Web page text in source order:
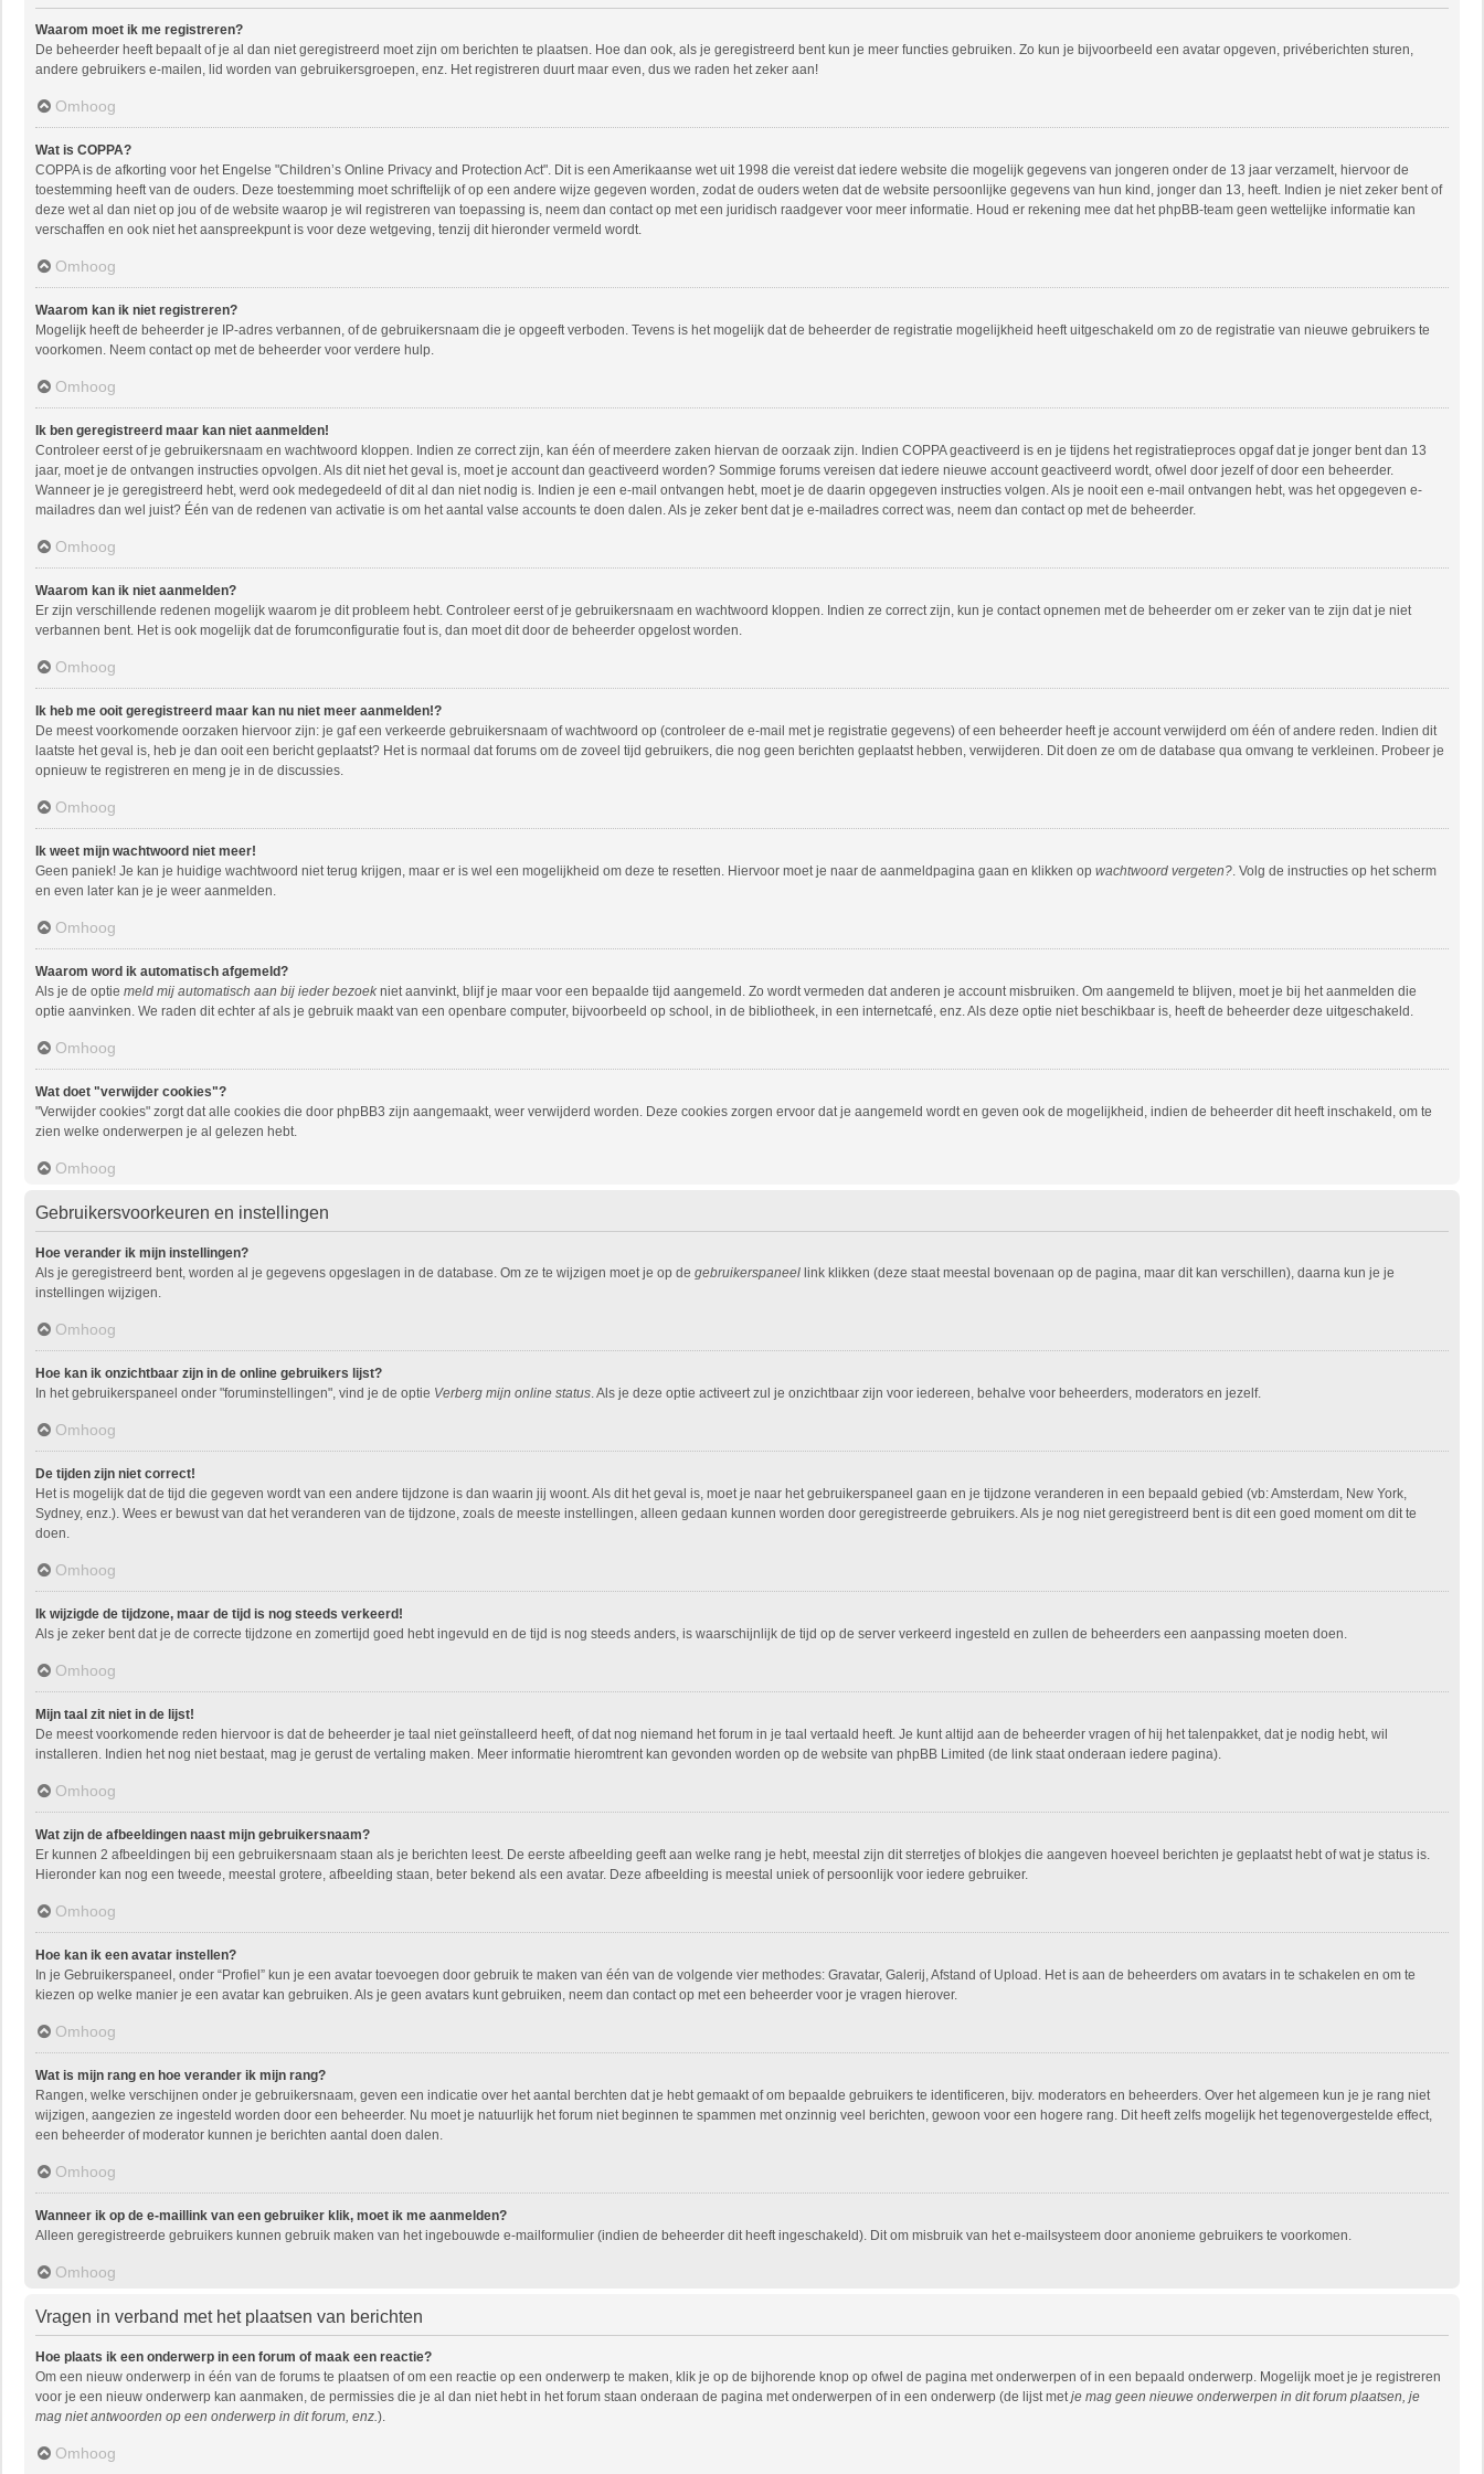
Waarom moet ik me registreren?
De beheerder heeft bepaalt of je al dan niet geregistreerd moet zijn om berichten te plaatsen. Hoe dan ook, als je geregistreerd bent kun je meer functies gebruiken. Zo kun je bijvoorbeeld een avatar opgeven, privéberichten sturen,
andere gebruikers e-mailen, lid worden van gebruikersgroepen, enz. Het registreren duurt maar even, dus we raden het zeker aan!
Omhoog
Wat is COPPA?
COPPA is de afkorting voor het Engelse "Children’s Online Privacy and Protection Act". Dit is een Amerikaanse wet uit 1998 die vereist dat iedere website die mogelijk gegevens van jongeren onder de 13 jaar verzamelt, hiervoor de
toestemming heeft van de ouders. Deze toestemming moet schriftelijk of op een andere wijze gegeven worden, zodat de ouders weten dat de website persoonlijke gegevens van hun kind, jonger dan 13, heeft. Indien je niet zeker bent of
deze wet al dan niet op jou of de website waarop je wil registreren van toepassing is, neem dan contact op met een juridisch raadgever voor meer informatie. Houd er rekening mee dat het phpBB-team geen wettelijke informatie kan
verschaffen en ook niet het aanspreekpunt is voor deze wetgeving, tenzij dit hieronder vermeld wordt.
Omhoog
Waarom kan ik niet registreren?
Mogelijk heeft de beheerder je IP-adres verbannen, of de gebruikersnaam die je opgeeft verboden. Tevens is het mogelijk dat de beheerder de registratie mogelijkheid heeft uitgeschakeld om zo de registratie van nieuwe gebruikers te
voorkomen. Neem contact op met de beheerder voor verdere hulp.
Omhoog
Ik ben geregistreerd maar kan niet aanmelden!
Controleer eerst of je gebruikersnaam en wachtwoord kloppen. Indien ze correct zijn, kan één of meerdere zaken hiervan de oorzaak zijn. Indien COPPA geactiveerd is en je tijdens het registratieproces opgaf dat je jonger bent dan 13
jaar, moet je de ontvangen instructies opvolgen. Als dit niet het geval is, moet je account dan geactiveerd worden? Sommige forums vereisen dat iedere nieuwe account geactiveerd wordt, ofwel door jezelf of door een beheerder.
Wanneer je je geregistreerd hebt, werd ook medegedeeld of dit al dan niet nodig is. Indien je een e-mail ontvangen hebt, moet je de daarin opgegeven instructies volgen. Als je nooit een e-mail ontvangen hebt, was het opgegeven e-
mailadres dan wel juist? Één van de redenen van activatie is om het aantal valse accounts te doen dalen. Als je zeker bent dat je e-mailadres correct was, neem dan contact op met de beheerder.
Omhoog
Waarom kan ik niet aanmelden?
Er zijn verschillende redenen mogelijk waarom je dit probleem hebt. Controleer eerst of je gebruikersnaam en wachtwoord kloppen. Indien ze correct zijn, kun je contact opnemen met de beheerder om er zeker van te zijn dat je niet
verbannen bent. Het is ook mogelijk dat de forumconfiguratie fout is, dan moet dit door de beheerder opgelost worden.
Omhoog
Ik heb me ooit geregistreerd maar kan nu niet meer aanmelden!?
De meest voorkomende oorzaken hiervoor zijn: je gaf een verkeerde gebruikersnaam of wachtwoord op (controleer de e-mail met je registratie gegevens) of een beheerder heeft je account verwijderd om één of andere reden. Indien dit
laatste het geval is, heb je dan ooit een bericht geplaatst? Het is normaal dat forums om de zoveel tijd gebruikers, die nog geen berichten geplaatst hebben, verwijderen. Dit doen ze om de database qua omvang te verkleinen. Probeer je
opnieuw te registreren en meng je in de discussies.
Omhoog
Ik weet mijn wachtwoord niet meer!
Geen paniek! Je kan je huidige wachtwoord niet terug krijgen, maar er is wel een mogelijkheid om deze te resetten. Hiervoor moet je naar de aanmeldpagina gaan en klikken op wachtwoord vergeten?. Volg de instructies op het scherm
en even later kan je je weer aanmelden.
Omhoog
Waarom word ik automatisch afgemeld?
Als je de optie meld mij automatisch aan bij ieder bezoek niet aanvinkt, blijf je maar voor een bepaalde tijd aangemeld. Zo wordt vermeden dat anderen je account misbruiken. Om aangemeld te blijven, moet je bij het aanmelden die
optie aanvinken. We raden dit echter af als je gebruik maakt van een openbare computer, bijvoorbeeld op school, in de bibliotheek, in een internetcafé, enz. Als deze optie niet beschikbaar is, heeft de beheerder deze uitgeschakeld.
Omhoog
Wat doet "verwijder cookies"?
"Verwijder cookies" zorgt dat alle cookies die door phpBB3 zijn aangemaakt, weer verwijderd worden. Deze cookies zorgen ervoor dat je aangemeld wordt en geven ook de mogelijkheid, indien de beheerder dit heeft inschakeld, om te
zien welke onderwerpen je al gelezen hebt.
Omhoog
Gebruikersvoorkeuren en instellingen
Hoe verander ik mijn instellingen?
Als je geregistreerd bent, worden al je gegevens opgeslagen in de database. Om ze te wijzigen moet je op de gebruikerspaneel link klikken (deze staat meestal bovenaan op de pagina, maar dit kan verschillen), daarna kun je je
instellingen wijzigen.
Omhoog
Hoe kan ik onzichtbaar zijn in de online gebruikers lijst?
In het gebruikerspaneel onder "foruminstellingen", vind je de optie Verberg mijn online status. Als je deze optie activeert zul je onzichtbaar zijn voor iedereen, behalve voor beheerders, moderators en jezelf.
Omhoog
De tijden zijn niet correct!
Het is mogelijk dat de tijd die gegeven wordt van een andere tijdzone is dan waarin jij woont. Als dit het geval is, moet je naar het gebruikerspaneel gaan en je tijdzone veranderen in een bepaald gebied (vb: Amsterdam, New York,
Sydney, enz.). Wees er bewust van dat het veranderen van de tijdzone, zoals de meeste instellingen, alleen gedaan kunnen worden door geregistreerde gebruikers. Als je nog niet geregistreerd bent is dit een goed moment om dit te
doen.
Omhoog
Ik wijzigde de tijdzone, maar de tijd is nog steeds verkeerd!
Als je zeker bent dat je de correcte tijdzone en zomertijd goed hebt ingevuld en de tijd is nog steeds anders, is waarschijnlijk de tijd op de server verkeerd ingesteld en zullen de beheerders een aanpassing moeten doen.
Omhoog
Mijn taal zit niet in de lijst!
De meest voorkomende reden hiervoor is dat de beheerder je taal niet geïnstalleerd heeft, of dat nog niemand het forum in je taal vertaald heeft. Je kunt altijd aan de beheerder vragen of hij het talenpakket, dat je nodig hebt, wil
installeren. Indien het nog niet bestaat, mag je gerust de vertaling maken. Meer informatie hieromtrent kan gevonden worden op de website van phpBB Limited (de link staat onderaan iedere pagina).
Omhoog
Wat zijn de afbeeldingen naast mijn gebruikersnaam?
Er kunnen 2 afbeeldingen bij een gebruikersnaam staan als je berichten leest. De eerste afbeelding geeft aan welke rang je hebt, meestal zijn dit sterretjes of blokjes die aangeven hoeveel berichten je geplaatst hebt of wat je status is.
Hieronder kan nog een tweede, meestal grotere, afbeelding staan, beter bekend als een avatar. Deze afbeelding is meestal uniek of persoonlijk voor iedere gebruiker.
Omhoog
Hoe kan ik een avatar instellen?
In je Gebruikerspaneel, onder “Profiel” kun je een avatar toevoegen door gebruik te maken van één van de volgende vier methodes: Gravatar, Galerij, Afstand of Upload. Het is aan de beheerders om avatars in te schakelen en om te
kiezen op welke manier je een avatar kan gebruiken. Als je geen avatars kunt gebruiken, neem dan contact op met een beheerder voor je vragen hierover.
Omhoog
Wat is mijn rang en hoe verander ik mijn rang?
Rangen, welke verschijnen onder je gebruikersnaam, geven een indicatie over het aantal berchten dat je hebt gemaakt of om bepaalde gebruikers te identificeren, bijv. moderators en beheerders. Over het algemeen kun je je rang niet
wijzigen, aangezien ze ingesteld worden door een beheerder. Nu moet je natuurlijk het forum niet beginnen te spammen met onzinnig veel berichten, gewoon voor een hogere rang. Dit heeft zelfs mogelijk het tegenovergestelde effect,
een beheerder of moderator kunnen je berichten aantal doen dalen.
Omhoog
Wanneer ik op de e-maillink van een gebruiker klik, moet ik me aanmelden?
Alleen geregistreerde gebruikers kunnen gebruik maken van het ingebouwde e-mailformulier (indien de beheerder dit heeft ingeschakeld). Dit om misbruik van het e-mailsysteem door anonieme gebruikers te voorkomen.
Omhoog
Vragen in verband met het plaatsen van berichten
Hoe plaats ik een onderwerp in een forum of maak een reactie?
Om een nieuw onderwerp in één van de forums te plaatsen of om een reactie op een onderwerp te maken, klik je op de bijhorende knop op ofwel de pagina met onderwerpen of in een bepaald onderwerp. Mogelijk moet je je registreren
voor je een nieuw onderwerp kan aanmaken, de permissies die je al dan niet hebt in het forum staan onderaan de pagina met onderwerpen of in een onderwerp (de lijst metje mag geen nieuwe onderwerpen in dit forum plaatsen, je
mag niet antwoorden op een onderwerp in dit forum, enz.).
Omhoog